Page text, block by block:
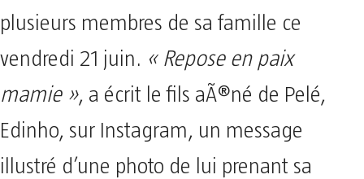
plusieurs membres de sa famille ce
vendredi 21 juin. « Repose en paix
mamie », a écrit le fils aÃ®né de Pelé,
Edinho, sur Instagram, un message
illustré d’une photo de lui prenant sa